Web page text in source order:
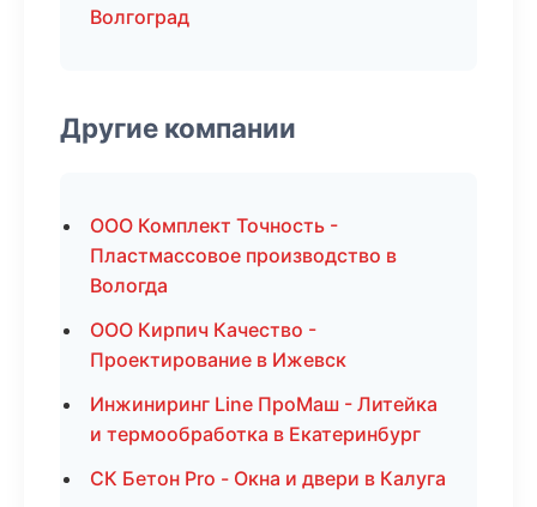
Волгоград
Другие компании
ООО Комплект Точность -
Пластмассовое производство в
Вологда
ООО Кирпич Качество -
Проектирование в Ижевск
Инжиниринг Line ПроМаш - Литейка
и термообработка в Екатеринбург
СК Бетон Pro - Окна и двери в Калуга